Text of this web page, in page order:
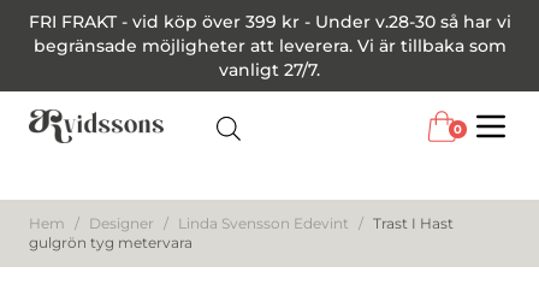
FRI FRAKT - vid köp över 399 kr - Under v.28-30 så har vi
begränsade möjligheter att leverera. Vi är tillbaka som
vanligt 27/7.
0
Hem / Designer / Linda Svensson Edevint / Trast I Hast
gulgrön tyg metervara